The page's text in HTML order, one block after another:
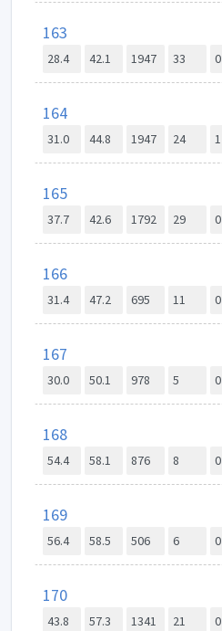
163
28.4 42.1 1947 33 0
164
31.0 44.8 1947 24 1
165
37.7 42.6 1792 29 0
166
31.4 47.2 695 11 0
167
30.0 50.1 978 5 0
168
54.4 58.1 876 8 0
169
56.4 58.5 506 6 0
170
43.8 57.3 1341 21 0